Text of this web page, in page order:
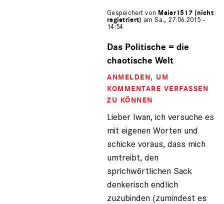
Gespeichert von Maier1517 (nicht
registriert) am Sa., 27.06.2015 -
14:54
auf
von
Iwan
der
Schre…
registriert)
Das Politische = die
chaotische Welt
ANMELDEN, UM
KOMMENTARE VERFASSEN
ZU KÖNNEN
Lieber Iwan, ich versuche es
mit eigenen Worten und
schicke voraus, dass mich
umtreibt, den
sprichwörtlichen Sack
denkerisch endlich
zuzubinden (zumindest es